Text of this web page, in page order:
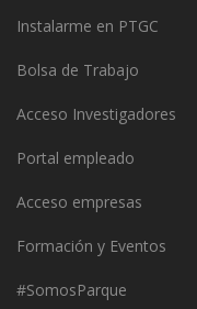
Instalarme en PTGC
Bolsa de Trabajo
Acceso Investigadores
Portal empleado
Acceso empresas
Formación y Eventos
#SomosParque